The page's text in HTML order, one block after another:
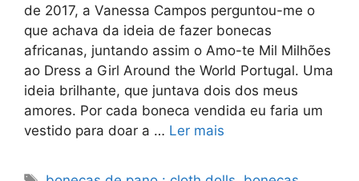
de 2017, a Vanessa Campos perguntou-me o
que achava da ideia de fazer bonecas
africanas, juntando assim o Amo-te Mil Milhões
ao Dress a Girl Around the World Portugal. Uma
ideia brilhante, que juntava dois dos meus
amores. Por cada boneca vendida eu faria um
vestido para doar a … Ler mais
Etiquetas